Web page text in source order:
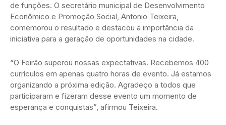
de funções. O secretário municipal de Desenvolvimento
Econômico e Promoção Social, Antonio Teixeira,
comemorou o resultado e destacou a importância da
iniciativa para a geração de oportunidades na cidade.
“O Feirão superou nossas expectativas. Recebemos 400
currículos em apenas quatro horas de evento. Já estamos
organizando a próxima edição. Agradeço a todos que
participaram e fizeram desse evento um momento de
esperança e conquistas”, afirmou Teixeira.